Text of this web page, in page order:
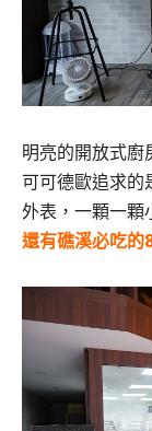
明亮的開放式廚
可可德歐追求的
外表，一顆一顆
還有礁溪必吃的